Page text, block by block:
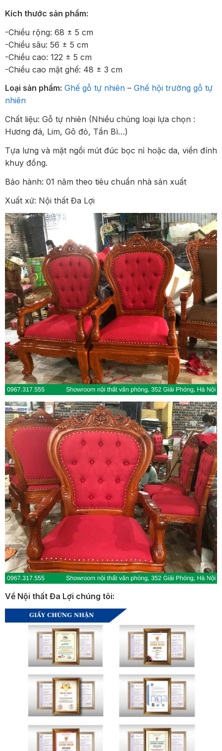
Kích thước sản phẩm:
-Chiều rộng: 68 ± 5 cm
-Chiều sâu: 56 ± 5 cm
-Chiều cao: 122 ± 5 cm
-Chiều cao mặt ghế: 48 ± 3 cm
Loại sản phẩm: Ghế gỗ tự nhiên – Ghế hội trường gỗ tự
nhiên
Chất liệu: Gỗ tự nhiên (Nhiều chủng loại lựa chọn :
Hương đá, Lim, Gõ đỏ, Tần Bì…)
Tựa lưng và mặt ngồi mút đúc bọc nỉ hoặc da, viền đính
khuy đồng.
Bảo hành: 01 năm theo tiêu chuẩn nhà sản xuất
Xuất xứ: Nội thất Đa Lợi
Về Nội thất Đa Lợi chúng tôi: